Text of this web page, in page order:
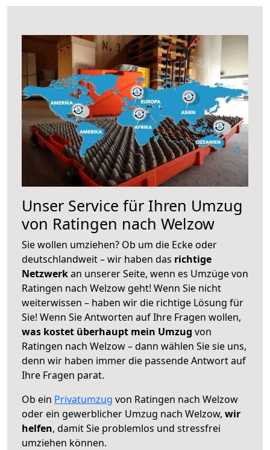
Unser Service für Ihren Umzug
von Ratingen nach Welzow
Sie wollen umziehen? Ob um die Ecke oder
deutschlandweit – wir haben das richtige
Netzwerkan unserer Seite, wenn es Umzüge von
Ratingen nach Welzow geht! Wenn Sie nicht
weiterwissen – haben wir die richtige Lösung für
Sie! Wenn Sie Antworten auf Ihre Fragen wollen,
was kostet überhaupt mein Umzug von
Ratingen nach Welzow – dann wählen Sie sie uns,
denn wir haben immer die passende Antwort auf
Ihre Fragen parat.
Ob ein Privatumzug von Ratingen nach Welzow
oder ein gewerblicher Umzug nach Welzow, wir
helfen, damit Sie problemlos und stressfrei
umziehen können.